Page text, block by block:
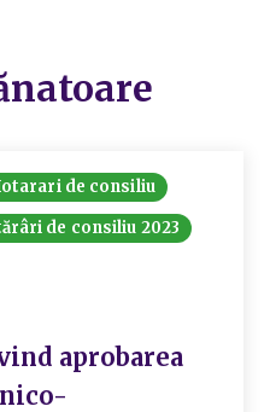
de consiliu
de consiliu 2023
aprobarea